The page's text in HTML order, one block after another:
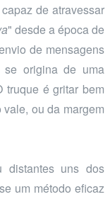
de atravessar
" desde a época de
de mensagens
se origina de uma
truque é gritar bem
ou da margem
distantes uns dos
um método eficaz